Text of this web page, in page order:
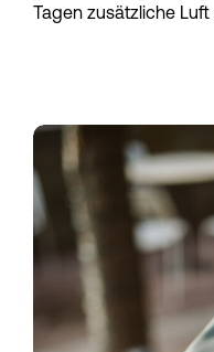
Tagen zusätzliche